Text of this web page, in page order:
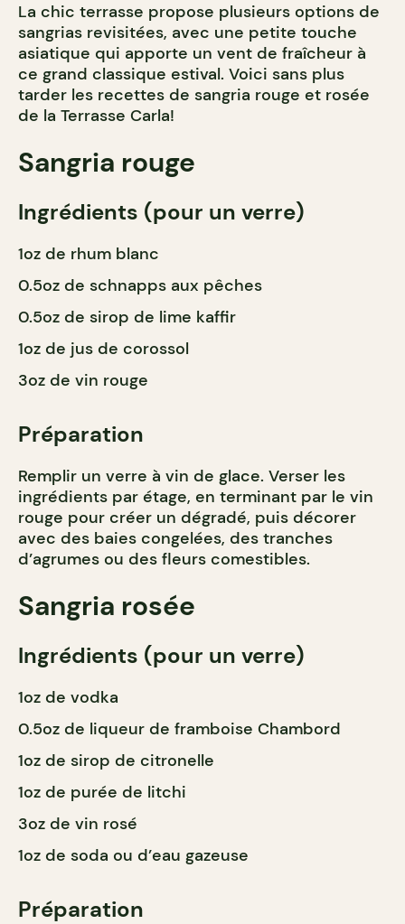
La chic terrasse propose plusieurs options de
sangrias revisitées, avec une petite touche
asiatique qui apporte un vent de fraîcheur à
ce grand classique estival. Voici sans plus
tarder les recettes de sangria rouge et rosée
de la Terrasse Carla!
Sangria rouge
Ingrédients (pour un verre)
1oz de rhum blanc
0.5oz de schnapps aux pêches
0.5oz de sirop de lime kaffir
1oz de jus de corossol
3oz de vin rouge
Préparation
Remplir un verre à vin de glace. Verser les
ingrédients par étage, en terminant par le vin
rouge pour créer un dégradé, puis décorer
avec des baies congelées, des tranches
d’agrumes ou des fleurs comestibles.
Sangria rosée
Ingrédients (pour un verre)
1oz de vodka
0.5oz de liqueur de framboise Chambord
1oz de sirop de citronelle
1oz de purée de litchi
3oz de vin rosé
1oz de soda ou d’eau gazeuse
Préparation